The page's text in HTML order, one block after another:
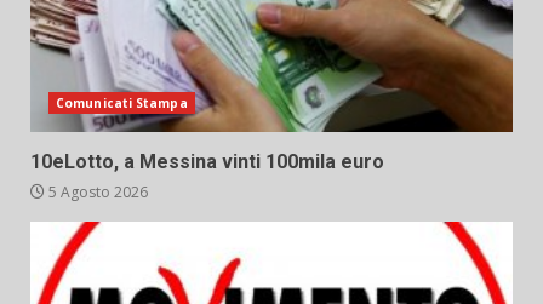
Comunicati Stampa
10eLotto, a Messina vinti 100mila euro
5 Agosto 2026